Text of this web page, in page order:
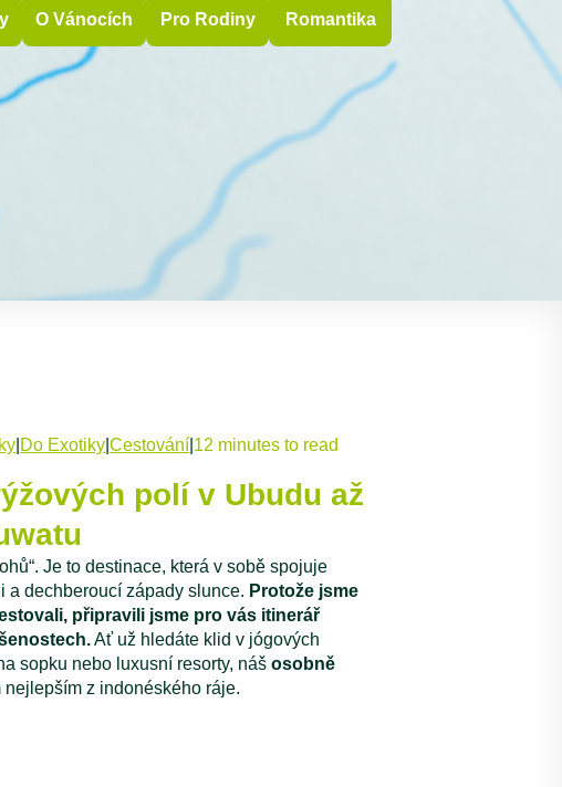
O Vánocích Pro Rodiny Romantika
Do Exotiky |Cestování 12 minutes to read
polí v Ubudu až
Je to destinace, která v sobě spojuje
a dechberoucí západy slunce. Protože jsme
připravili jsme pro vás itinerář
Ať už hledáte klid v jógových
sopku nebo luxusní resorty, nášosobně
nejlepším z indonéského ráje.